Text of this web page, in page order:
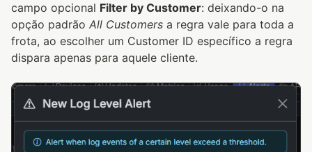
campo opcional Filter by Customer: deixando-o na
opção padrão All Customers a regra vale para toda a
frota, ao escolher um Customer ID específico a regra
dispara apenas para aquele cliente.